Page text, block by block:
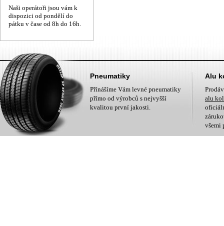
Naši operátoři jsou vám k
dispozici od pondělí do
pátku v čase od 8h do 16h.
Pneumatiky
Přínášíme Vám levné pneumatiky
přímo od výrobců s nejvyšší
kvalitou první jakosti.
Alu
alu
všemi